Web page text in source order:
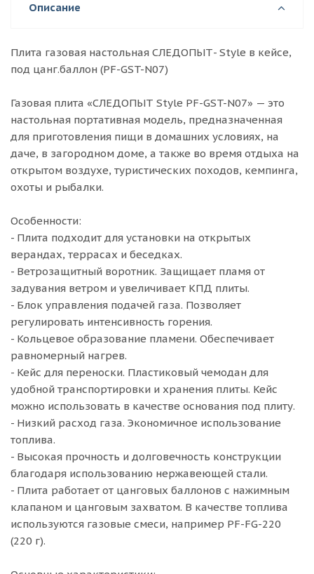
Описание
Плита газовая настольная СЛЕДОПЫТ- Style в кейсе,
под цанг.баллон (PF-GST-N07)
Газовая плита «СЛЕДОПЫТ Style PF-GST-N07» — это
настольная портативная модель, предназначенная
для приготовления пищи в домашних условиях, на
даче, в загородном доме, а также во время отдыха на
открытом воздухе, туристических походов, кемпинга,
охоты и рыбалки.
Особенности:
- Плита подходит для установки на открытых
верандах, террасах и беседках.
- Ветрозащитный воротник. Защищает пламя от
задувания ветром и увеличивает КПД плиты.
- Блок управления подачей газа. Позволяет
регулировать интенсивность горения.
- Кольцевое образование пламени. Обеспечивает
равномерный нагрев.
- Кейс для переноски. Пластиковый чемодан для
удобной транспортировки и хранения плиты. Кейс
можно использовать в качестве основания под плиту.
- Низкий расход газа. Экономичное использование
топлива.
- Высокая прочность и долговечность конструкции
благодаря использованию нержавеющей стали.
- Плита работает от цанговых баллонов с нажимным
клапаном и цанговым захватом. В качестве топлива
используются газовые смеси, например PF-FG-220
(220 г).